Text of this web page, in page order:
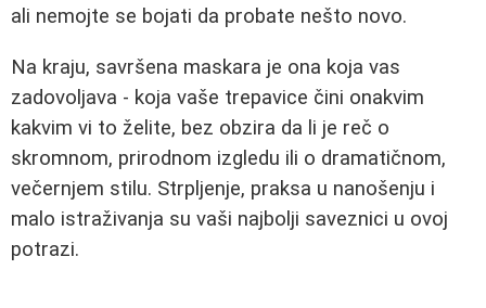
ali nemojte se bojati da probate nešto novo.
Na kraju, savršena maskara je ona koja vas
zadovoljava - koja vaše trepavice čini onakvim
kakvim vi to želite, bez obzira da li je reč o
skromnom, prirodnom izgledu ili o dramatičnom,
večernjem stilu. Strpljenje, praksa u nanošenju i
malo istraživanja su vaši najbolji saveznici u ovoj
potrazi.